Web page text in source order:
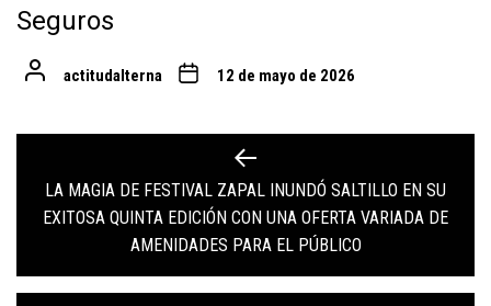
Seguros
actitudalterna 12 de mayo de 2026
entradas
Previous
post:
LA MAGIA DE FESTIVAL ZAPAL INUNDÓ SALTILLO EN SU
EXITOSA QUINTA EDICIÓN CON UNA OFERTA VARIADA DE
AMENIDADES PARA EL PÚBLICO